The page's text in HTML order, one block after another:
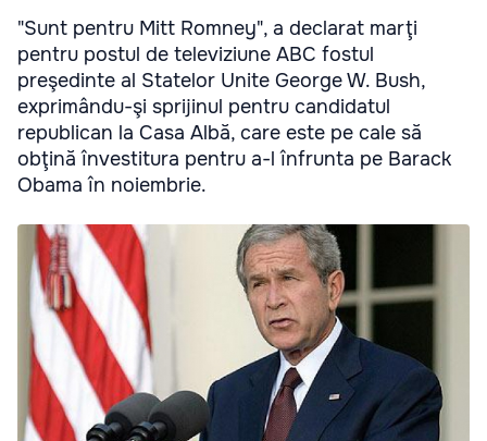
"Sunt pentru Mitt Romney", a declarat marţi
pentru postul de televiziune ABC fostul
preşedinte al Statelor Unite George W. Bush,
exprimându-şi sprijinul pentru candidatul
republican la Casa Albă, care este pe cale să
obţină învestitura pentru a-l înfrunta pe Barack
Obama în noiembrie.